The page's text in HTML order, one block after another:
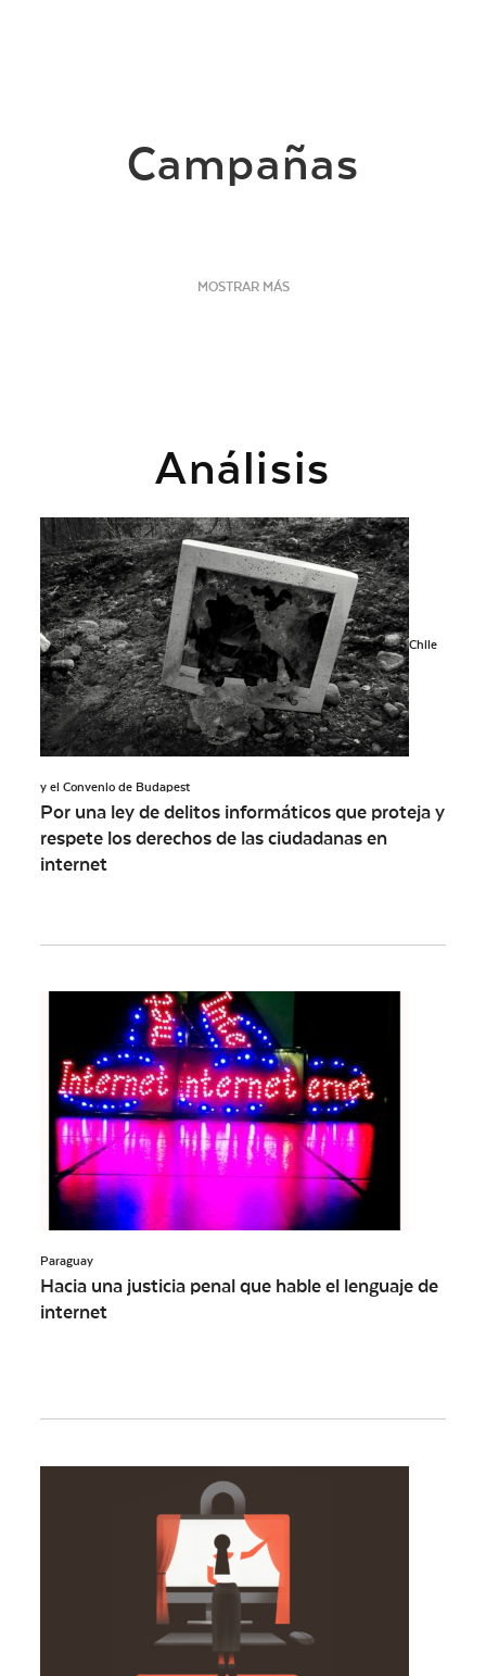
Campañas
MOSTRAR MÁS
Análisis
Chile
y el Convenio de Budapest
Por una ley de delitos informáticos que proteja y
respete los derechos de las ciudadanas en
internet
Paraguay
Hacia una justicia penal que hable el lenguaje de
internet